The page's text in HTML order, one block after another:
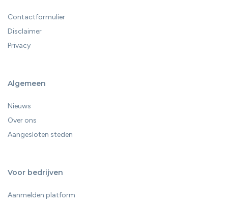
Contactformulier
Disclaimer
Privacy
Algemeen
Nieuws
Over ons
Aangesloten steden
Voor bedrijven
Aanmelden platform